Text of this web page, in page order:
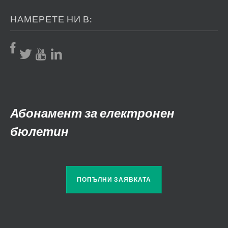
НАМЕРЕТЕ НИ В:
Абонамент за електронен
бюлетин
ПОПЪЛНИ ЗАЯВКАТА